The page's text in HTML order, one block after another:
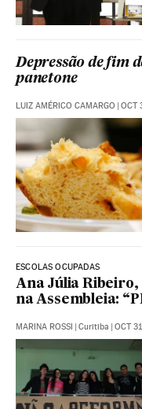
Depressão de fim
panetone
LUIZ AMÉRICO CAMARGO OCT
ESCOLAS OCUPADAS
Ana Júlia Ribeiro,
na Assembleia:
MARINA ROSSI Curitiba OCT